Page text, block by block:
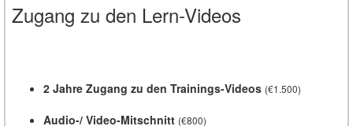
Zugang zu den Lern-Videos
2 Jahre Zugang zu den Trainings-Videos (€1.500)
Audio-/ Video-Mitschnitt (€800)